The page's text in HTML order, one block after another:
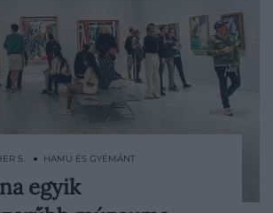
is vonzotta a turistákat
5. ● HAMU ÉS GYÉMÁNT
egyik